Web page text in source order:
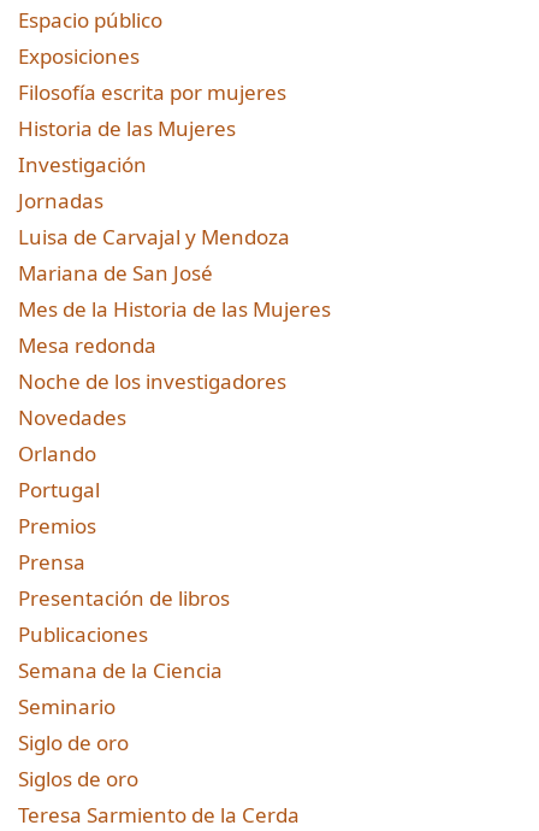
Espacio público
Exposiciones
Filosofía escrita por mujeres
Historia de las Mujeres
Investigación
Jornadas
Luisa de Carvajal y Mendoza
Mariana de San José
Mes de la Historia de las Mujeres
Mesa redonda
Noche de los investigadores
Novedades
Orlando
Portugal
Premios
Prensa
Presentación de libros
Publicaciones
Semana de la Ciencia
Seminario
Siglo de oro
Siglos de oro
Teresa Sarmiento de la Cerda